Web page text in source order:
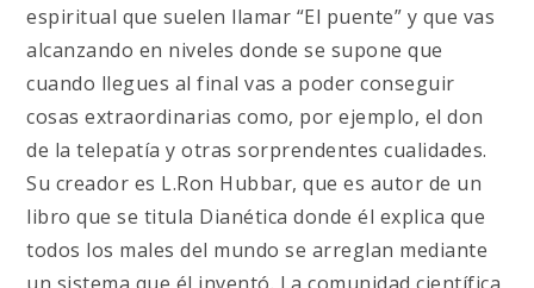
espiritual que suelen llamar “El puente” y que vas
alcanzando en niveles donde se supone que
cuando llegues al final vas a poder conseguir
cosas extraordinarias como, por ejemplo, el don
de la telepatía y otras sorprendentes cualidades.
Su creador es L.Ron Hubbar, que es autor de un
libro que se titula Dianética donde él explica que
todos los males del mundo se arreglan mediante